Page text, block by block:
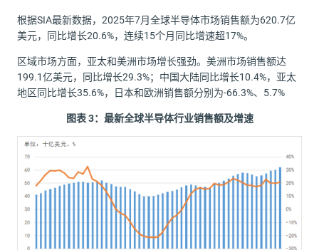
根据SIA最新数据，2025年7月全球半导体市场销售额为620.7亿
美元，同比增长20.6%，连续15个月同比增速超17%。
区域市场方面，亚太和美洲市场增长强劲。美洲市场销售额达
199.1亿美元，同比增长29.3%；中国大陆同比增长10.4%，亚太
地区同比增长35.6%，日本和欧洲销售额分别为-66.3%、5.7%
图表3：最新全球半导体行业销售额及增速